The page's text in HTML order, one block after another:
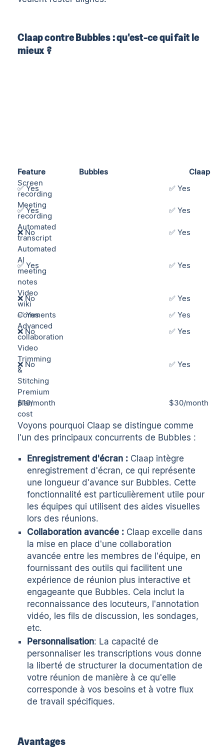
Claap contre Bubbles : qu'est-ce qui fait le
mieux ?
Feature Bubbles
Claap
Screen
recording
✅ Yes
✅ Yes
Meeting
recording
✅ Yes
✅ Yes
Automated
transcript
❌ No
✅ Yes
Automated
AI
meeting
notes
✅ Yes ✅ Yes
Video
wiki
❌ No
✅ Yes
Comments
✅ Yes
✅ Yes
Advanced
collaboration
❌ No
✅ Yes
Video
Trimming
&
Stitching
❌ No ✅ Yes
Premium
plan
cost
$10/month $30/month
Voyons pourquoi Claap se distingue comme
l'un des principaux concurrents de Bubbles :
Enregistrement d'écran : Claap intègre
enregistrement d'écran, ce qui représente
une longueur d'avance sur Bubbles. Cette
fonctionnalité est particulièrement utile pour
les équipes qui utilisent des aides visuelles
lors des réunions.
Collaboration avancée : Claap excelle dans
la mise en place d'une collaboration
avancée entre les membres de l'équipe, en
fournissant des outils qui facilitent une
expérience de réunion plus interactive et
engageante que Bubbles. Cela inclut la
reconnaissance des locuteurs, l'annotation
vidéo, les fils de discussion, les sondages,
etc.
Personnalisation: La capacité de
personnaliser les transcriptions vous donne
la liberté de structurer la documentation de
votre réunion de manière à ce qu'elle
corresponde à vos besoins et à votre flux
de travail spécifiques.
Avantages